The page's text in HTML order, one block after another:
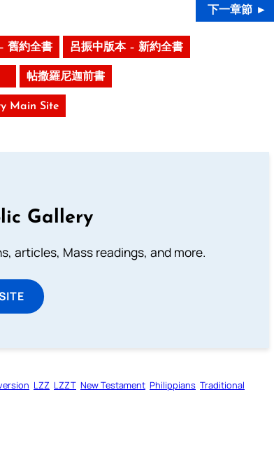
下一章節 ►
舊約全書 呂振中版本 – 新約全書
帖撒羅尼迦前書
Main Site
Gallery
articles, Mass readings, and more.
LZZ LZZT New Testament Philippians Traditional